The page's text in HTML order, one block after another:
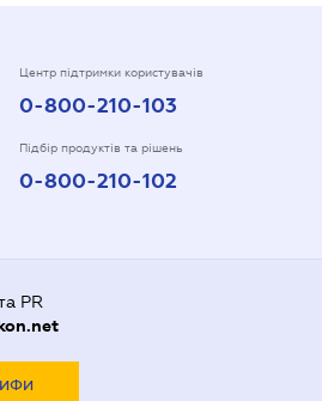
Центр підтримки користувачів
0-800-210-103
Підбір продуктів та рішень
0-800-210-102
PR